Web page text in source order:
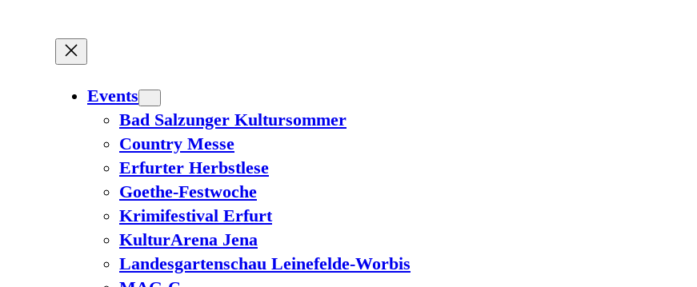
Events
Bad Salzunger Kultursommer
Country Messe
Erfurter Herbstlese
Goethe-Festwoche
Krimifestival Erfurt
KulturArena Jena
Landesgartenschau Leinefelde-Worbis